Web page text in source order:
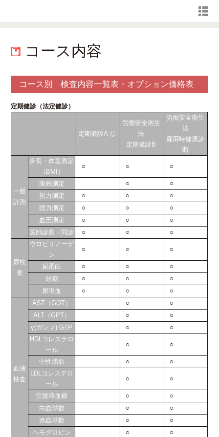
コース内容
コース別 検査内容一覧表・オプション価格表
定期健診（法定健診）
定期健診A ㊟
労働安全衛生
法
定期健診B
労働安全衛生
法
雇用時健康診
断
一般
計測
身長・体重測定
（BMI）
○ ○ ○
腹囲測定 ○
○
視力測定
○ ○
○
聴力測定
○ ○
○
血圧測定
○ ○
○
医師診察・問診
○ ○ ○
尿検
査
ウロビリノーゲ
ン
○ ○ ○
尿蛋白 ○ ○
○
尿糖
○ ○
○
尿潜血
○ ○ ○
血液
検査
AST（GOT） ○
○
ALT（GPT）
○
○
γ(ガンマ)-GTP
○
○
HDLコレステロ
ール
○ ○
中性脂肪 ○
○
LDLコレステロ
ール
○ ○
空腹時血糖 ○
○
白血球数
○
○
赤血球数
○
○
ヘモグロビン
○
○